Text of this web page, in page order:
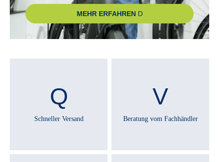
RAHMENGRÖSSE :
45 cm
RÜCKLICHT :
Fuxon ICR-33S
Nein
MEHR ERFAHREN
Schneller Versand Beratung vom Fachhändler